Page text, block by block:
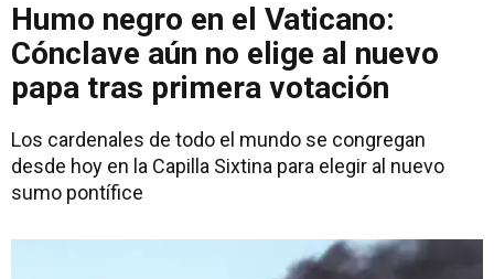
Humo negro en el Vaticano:
Cónclave aún no elige al nuevo
papa tras primera votación
Los cardenales de todo el mundo se congregan
desde hoy en la Capilla Sixtina para elegir al nuevo
sumo pontífice